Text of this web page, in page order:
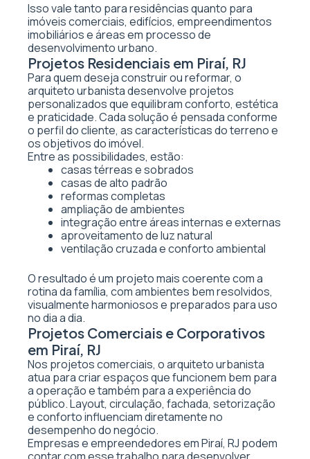
Isso vale tanto para residências quanto para
imóveis comerciais, edifícios, empreendimentos
imobiliários e áreas em processo de
desenvolvimento urbano.
Projetos Residenciais em Piraí, RJ
Para quem deseja construir ou reformar, o
arquiteto urbanista desenvolve projetos
personalizados que equilibram conforto, estética
e praticidade. Cada solução é pensada conforme
o perfil do cliente, as características do terreno e
os objetivos do imóvel.
Entre as possibilidades, estão:
casas térreas e sobrados
casas de alto padrão
reformas completas
ampliação de ambientes
integração entre áreas internas e externas
aproveitamento de luz natural
ventilação cruzada e conforto ambiental
O resultado é um projeto mais coerente com a
rotina da família, com ambientes bem resolvidos,
visualmente harmoniosos e preparados para uso
no dia a dia.
Projetos Comerciais e Corporativos
em Piraí, RJ
Nos projetos comerciais, o arquiteto urbanista
atua para criar espaços que funcionem bem para
a operação e também para a experiência do
público. Layout, circulação, fachada, setorização
e conforto influenciam diretamente no
desempenho do negócio.
Empresas e empreendedores em Piraí, RJ podem